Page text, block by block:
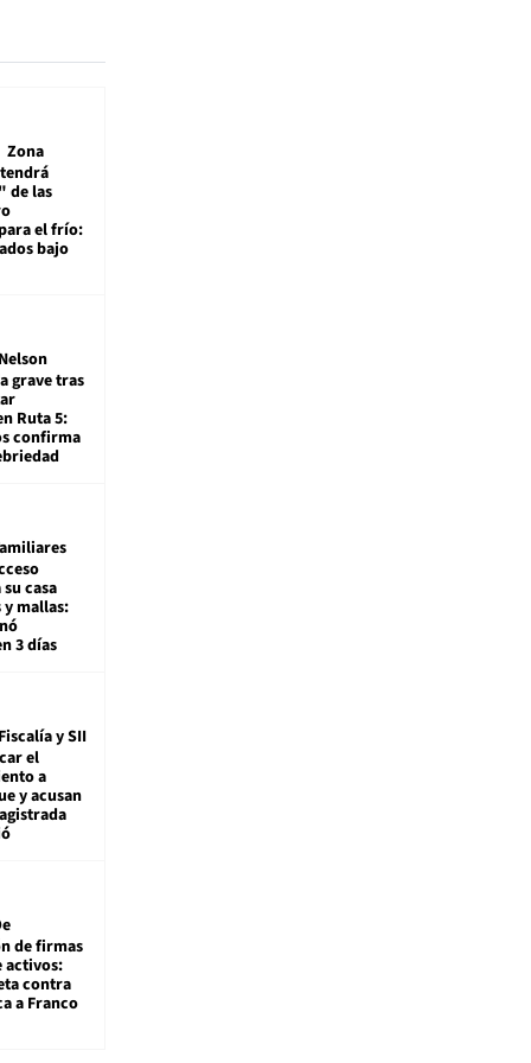
Zona
de las
el frío:
bajo
Nelson
grave tras
Ruta 5:
confirma
casa
mallas:
3 días
Fiscalía y SII
el
a
y acusan
de firmas
activos:
contra
a Franco